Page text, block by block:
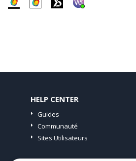
HELP CENTER
Guides
Communauté
Sites Utilisateurs